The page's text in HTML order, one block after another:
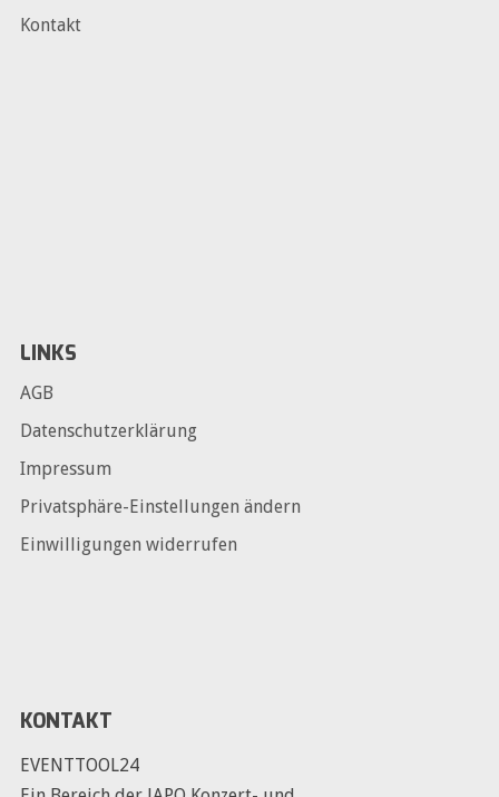
Kontakt
LINKS
AGB
Datenschutzerklärung
Impressum
Privatsphäre-Einstellungen ändern
Einwilligungen widerrufen
KONTAKT
EVENTTOOL24